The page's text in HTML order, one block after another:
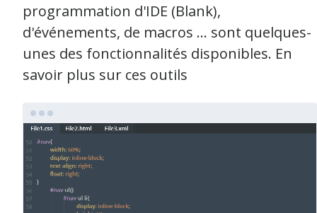
programmation d'IDE (Blank),
d'événements, de macros ... sont quelques-
unes des fonctionnalités disponibles. En
savoir plus sur ces outils